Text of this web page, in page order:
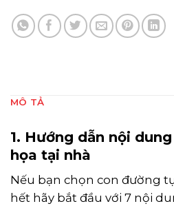
MÔ TẢ
1. Hướng dẫn nội
họa tại nhà
Nếu bạn chọn con đường
hết hãy bắt đầu với 7 nội